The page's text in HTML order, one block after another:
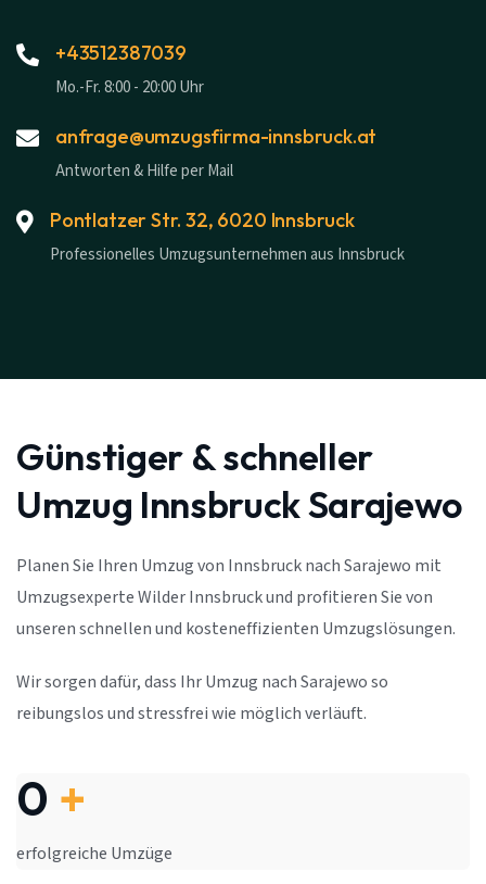
+43512387039
Mo.-Fr. 8:00 - 20:00 Uhr
anfrage@umzugsfirma-innsbruck.at
Antworten & Hilfe per Mail
Pontlatzer Str. 32, 6020 Innsbruck
Professionelles Umzugsunternehmen aus Innsbruck
Günstiger & schneller
Umzug Innsbruck Sarajewo
Planen Sie Ihren Umzug von Innsbruck nach Sarajewo mit
Umzugsexperte Wilder Innsbruck und profitieren Sie von
unseren schnellen und kosteneffizienten Umzugslösungen.
Wir sorgen dafür, dass Ihr Umzug nach Sarajewo so
reibungslos und stressfrei wie möglich verläuft.
0 +
erfolgreiche Umzüge